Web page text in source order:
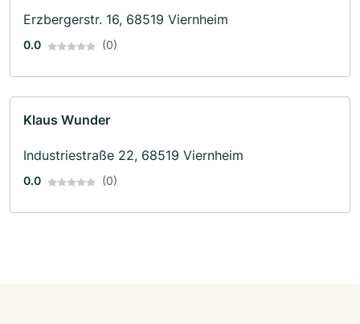
Erzbergerstr. 16, 68519 Viernheim
0.0 (0)
Klaus Wunder
Industriestraße 22, 68519 Viernheim
0.0 (0)